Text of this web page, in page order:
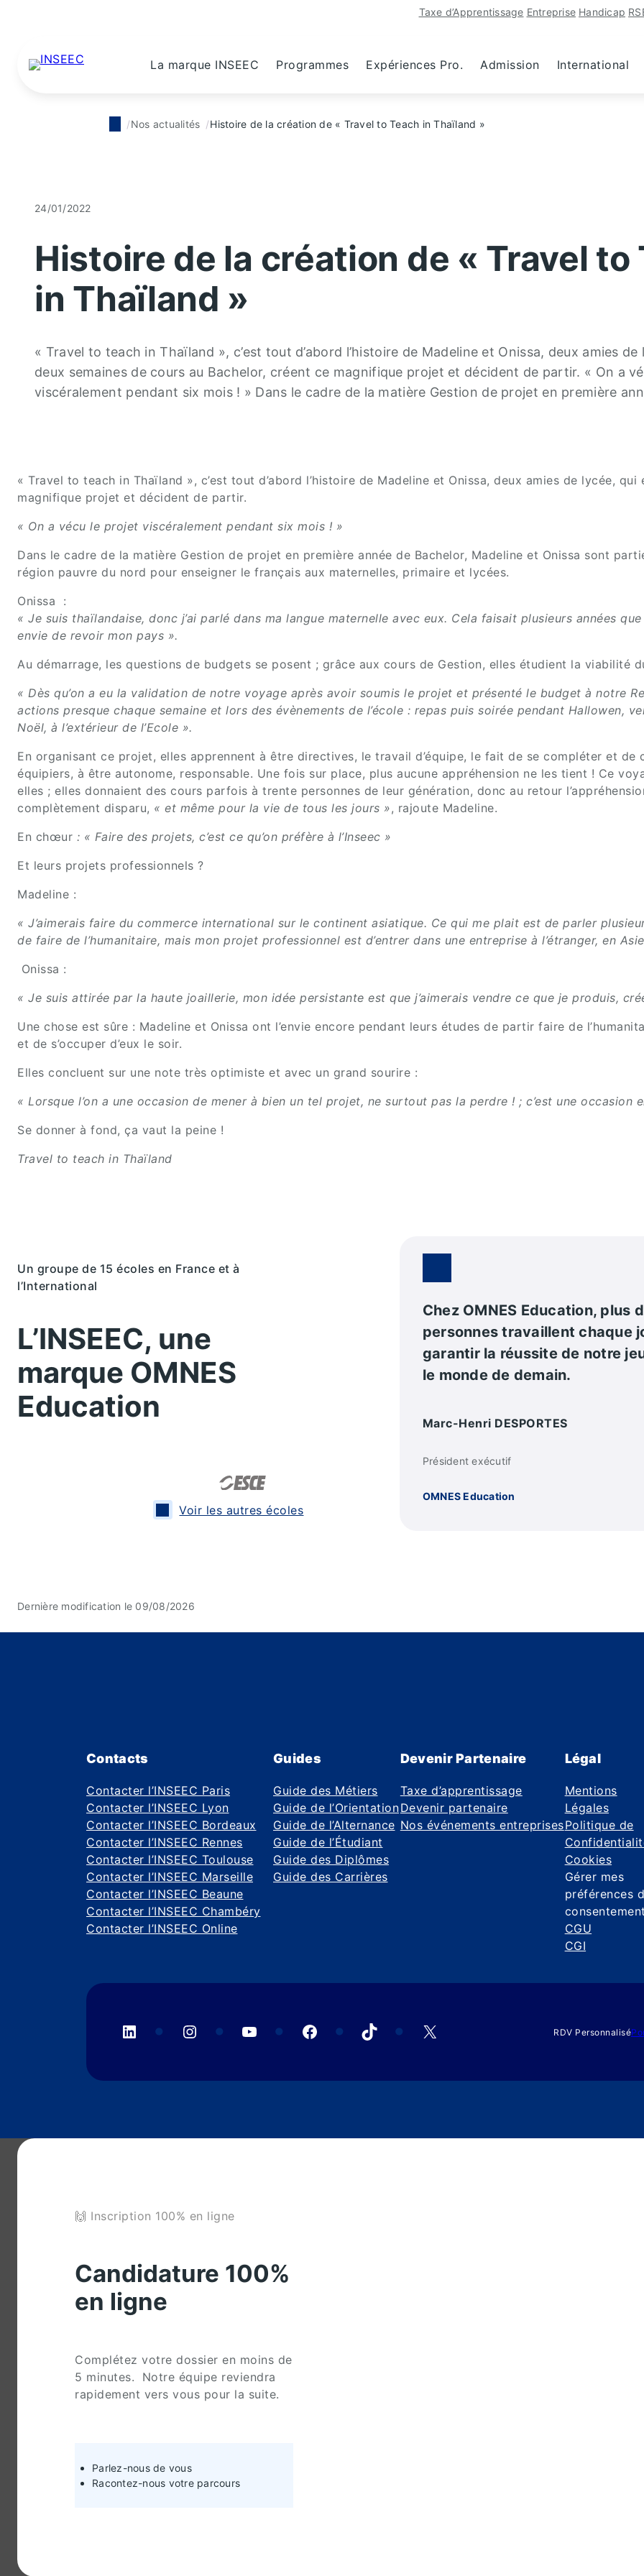
Taxe d’Apprentissage Entreprise Handicap
La marque INSEEC Programmes Expériences Pro. Admission International
Nos actualités Histoire de la création de « Travel to Teach in Thaïland »
24/01/2022
Histoire de la création de « Travel to
in Thaïland »
« Travel to teach in Thaïland », c’est tout d’abord l’histoire de Madeline et Onissa, deux amies de
deux semaines de cours au Bachelor, créent ce magnifique projet et décident de partir. « On a
viscéralement pendant six mois ! » Dans le cadre de la matière Gestion de projet en première
« Travel to teach in Thaïland », c’est tout d’abord l’histoire de Madeline et Onissa, deux amies de lycée, qui
magnifique projet et décident de partir.
« On a vécu le projet viscéralement pendant six mois ! »
Dans le cadre de la matière Gestion de projet en première année de Bachelor, Madeline et Onissa sont
région pauvre du nord pour enseigner le français aux maternelles, primaire et lycées.
Onissa :
« Je suis thaïlandaise, donc j’ai parlé dans ma langue maternelle avec eux. Cela faisait plusieurs années
envie de revoir mon pays ».
Au démarrage, les questions de budgets se posent ; grâce aux cours de Gestion, elles étudient la viabilité
« Dès qu’on a eu la validation de notre voyage après avoir soumis le projet et présenté le budget à notre
actions presque chaque semaine et lors des évènements de l’école : repas puis soirée pendant Hallowen,
Noël, à l’extérieur de l’Ecole ».
En organisant ce projet, elles apprennent à être directives, le travail d’équipe, le fait de se compléter et
équipiers, à être autonome, responsable. Une fois sur place, plus aucune appréhension ne les tient ! Ce
elles ; elles donnaient des cours parfois à trente personnes de leur génération, donc au retour
complètement disparu, « et même pour la vie de tous les jours », rajoute Madeline.
En chœur : « Faire des projets, c’est ce qu’on préfère à l’Inseec »
Et leurs projets professionnels ?
Madeline :
« J’aimerais faire du commerce international sur le continent asiatique. Ce qui me plait est de parler
de faire de l’humanitaire, mais mon projet professionnel est d’entrer dans une entreprise à l’étranger, en
Onissa :
« Je suis attirée par la haute joaillerie, mon idée persistante est que j’aimerais vendre ce que je produis,
Une chose est sûre : Madeline et Onissa ont l’envie encore pendant leurs études de partir faire de
et de s’occuper d’eux le soir.
Elles concluent sur une note très optimiste et avec un grand sourire :
« Lorsque l’on a une occasion de mener à bien un tel projet, ne surtout pas la perdre ! ; c’est une occasion
Se donner à fond, ça vaut la peine !
Travel to teach in Thaïland
Un groupe de 15 écoles en France et à
l’International
L’INSEEC, une
marque OMNES
Education
Voir les autres écoles
Chez OMNES Education, plus
personnes travaillent chaque
garantir la réussite de notre
le monde de demain.
Marc-Henri DESPORTES
Président exécutif
OMNES Education
Dernière modification le 09/08/2026
Contacts
Contacter l’INSEEC Paris
Contacter l’INSEEC Lyon
Contacter l’INSEEC Bordeaux
Contacter l’INSEEC Rennes
Contacter l’INSEEC Toulouse
Contacter l’INSEEC Marseille
Contacter l’INSEEC Beaune
Contacter l’INSEEC Chambéry
Contacter l’INSEEC Online
Guides
Guide des Métiers
Guide de l’Orientation
Guide de l’Alternance
Guide de l’Étudiant
Guide des Diplômes
Guide des Carrières
Devenir Partenaire
Taxe d’apprentissage
Devenir partenaire
Nos événements entreprises
Légal
Mentions
Légales
Politique de
Cookies
Gérer mes
préférences
consentement
CGU
CGI
LinkedInInstagramYouTubeFacebookTikTok X RDV Personnalisé
🙌 Inscription 100% en ligne
Candidature 100%
en ligne
Complétez votre dossier en moins de
5 minutes. Notre équipe reviendra
rapidement vers vous pour la suite.
Parlez-nous de vous
Racontez-nous votre parcours